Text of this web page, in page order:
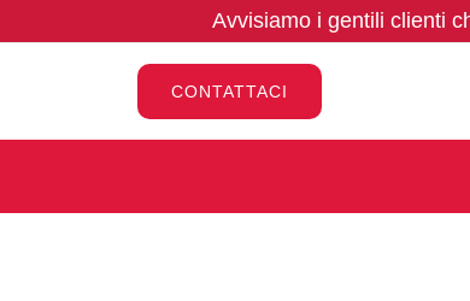
Avvisiamo i gentili clienti
CONTATTACI